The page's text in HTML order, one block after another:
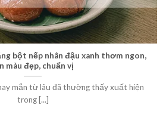
bột nếp nhân đậu xanh thơm ngon,
màu đẹp, chuẩn vị
mắn từ lâu đã thường thấy xuất hiện
trong [...]